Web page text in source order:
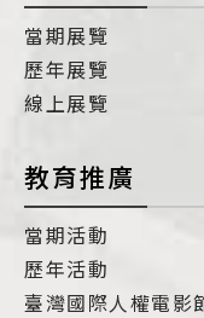
當期展覽
歷年展覽
線上展覽
教育推廣
當期活動
歷年活動
臺灣國際人權電影